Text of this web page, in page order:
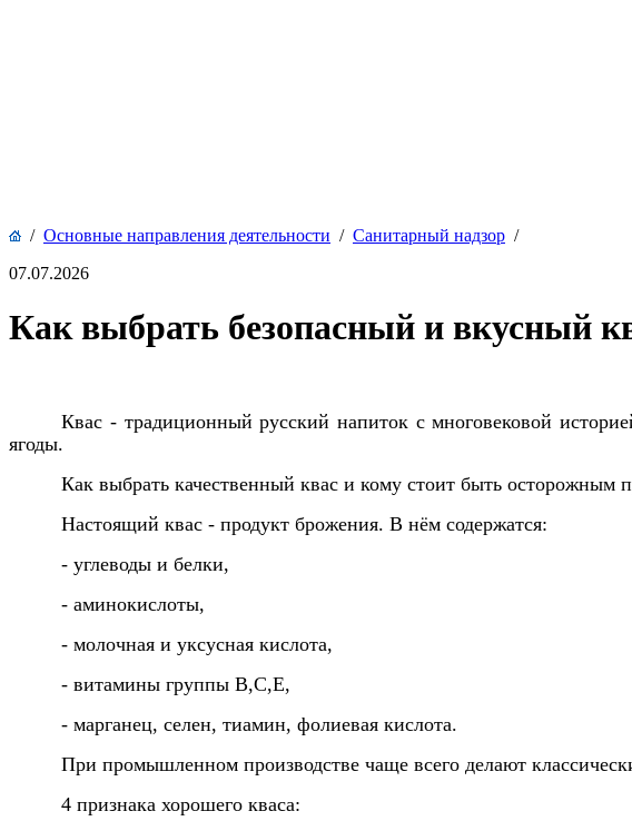
/ Основные направления деятельности / Санитарный надзор /
07.07.2026
Как выбрать безопасный и вкусный
Квас - традиционный русский напиток с многовековой
ягоды.
Как выбрать качественный квас и кому стоит быть осторожным
Настоящий квас - продукт брожения. В нём содержатся:
- углеводы и белки,
- аминокислоты,
- молочная и уксусная кислота,
- витамины группы В,С,Е,
- марганец, селен, тиамин, фолиевая кислота.
При промышленном производстве чаще всего делают
4 признака хорошего кваса: